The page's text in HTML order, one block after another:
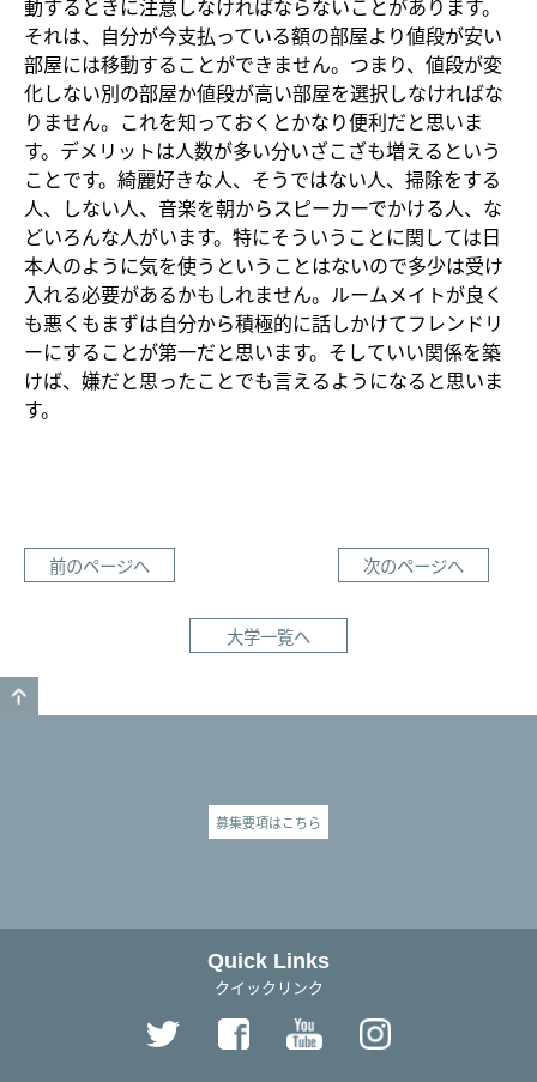
それは、自分が今支払っている額の部屋より値段が安い
部屋には移動することができません。つまり、値段が変
化しない別の部屋か値段が高い部屋を選択しなければな
りません。これを知っておくとかなり便利だと思いま
す。デメリットは人数が多い分いざこざも増えるという
ことです。綺麗好きな人、そうではない人、掃除をする
人、しない人、音楽を朝からスピーカーでかける人、な
どいろんな人がいます。特にそういうことに関しては日
本人のように気を使うということはないので多少は受け
入れる必要があるかもしれません。ルームメイトが良く
も悪くもまずは自分から積極的に話しかけてフレンドリ
ーにすることが第一だと思います。そしていい関係を築
けば、嫌だと思ったことでも言えるようになると思いま
す。
前のページへ 次のページへ
大学一覧へ
募集要項はこちら
Quick Links
クイックリンク